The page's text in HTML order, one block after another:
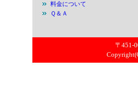
料金について
Ｑ＆Ａ
〒451-